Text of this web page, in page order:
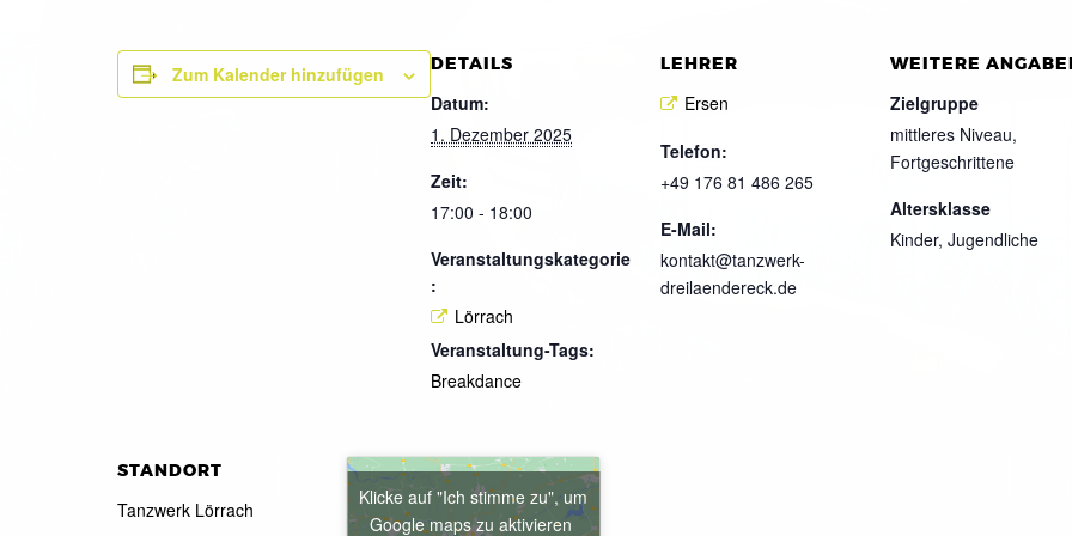
Zum Kalender hinzufügen DETAILS
Datum:
1. Dezember 2025
Zeit:
17:00 - 18:00
Veranstaltungskategorie
:
Lörrach
Veranstaltung-Tags:
Breakdance
LEHRER
Ersen
Telefon:
+49 176 81 486 265
E-Mail:
kontakt@tanzwerk-
dreilaendereck.de
WEITERE
Zielgruppe
mittleres Niveau,
Fortgeschrittene
Altersklasse
Kinder, Jugendliche
STANDORT
Tanzwerk Lörrach
Klicke auf "Ich stimme zu", um
Google maps zu aktivieren